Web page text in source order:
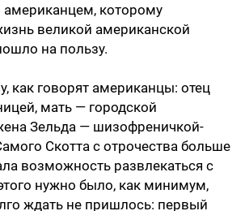
которому
великой американской
на пользу.
как говорят американцы: отец
мать — городской
Зельда — шизофреничкой-
Скотта с отрочества больше
возможность развлекаться с
нужно было, как минимум,
ждать не пришлось: первый